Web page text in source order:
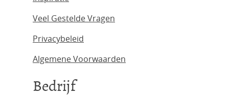
Veel Gestelde Vragen
Privacybeleid
Algemene Voorwaarden
Bedrijf